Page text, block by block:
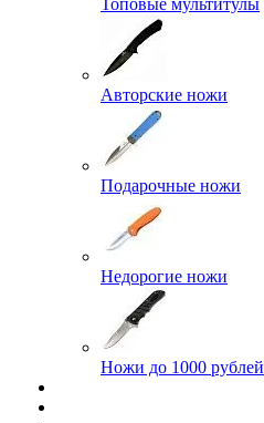
Топовые мультитулы
Авторские ножи
Подарочные ножи
Недорогие ножи
Ножи до 1000 рублей